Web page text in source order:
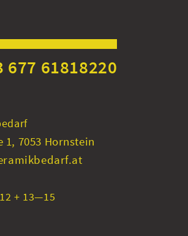
61818220
1, 7053 Hornstein
+ 13—15